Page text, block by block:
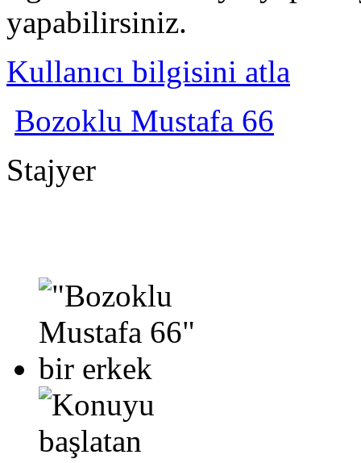
yapabilirsiniz.
Kullanıcı bilgisini atla
Bozoklu Mustafa 66
Stajyer